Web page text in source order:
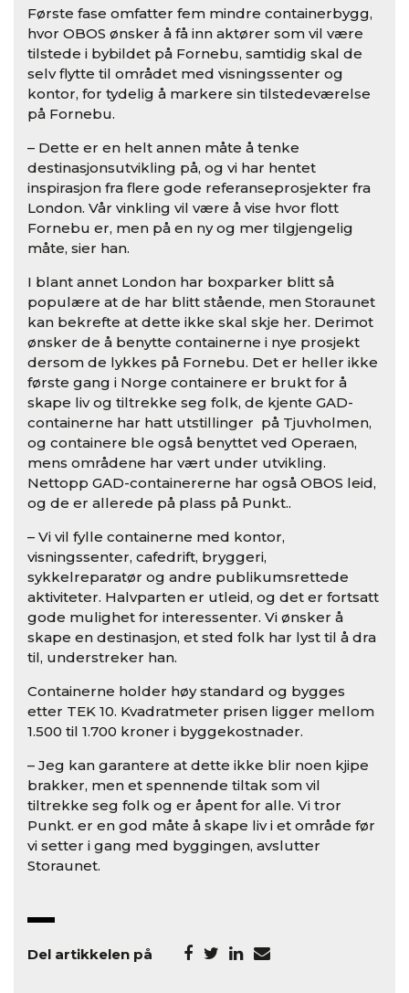
Første fase omfatter fem mindre containerbygg,
hvor OBOS ønsker å få inn aktører som vil være
tilstede i bybildet på Fornebu, samtidig skal de
selv flytte til området med visningssenter og
kontor, for tydelig å markere sin tilstedeværelse
på Fornebu.
– Dette er en helt annen måte å tenke
destinasjonsutvikling på, og vi har hentet
inspirasjon fra flere gode referanseprosjekter fra
London. Vår vinkling vil være å vise hvor flott
Fornebu er, men på en ny og mer tilgjengelig
måte, sier han.
I blant annet London har boxparker blitt så
populære at de har blitt stående, men Storaunet
kan bekrefte at dette ikke skal skje her. Derimot
ønsker de å benytte containerne i nye prosjekt
dersom de lykkes på Fornebu. Det er heller ikke
første gang i Norge containere er brukt for å
skape liv og tiltrekke seg folk, de kjente GAD-
containerne har hatt utstillinger på Tjuvholmen,
og containere ble også benyttet ved Operaen,
mens områdene har vært under utvikling.
Nettopp GAD-containererne har også OBOS leid,
og de er allerede på plass på Punkt..
– Vi vil fylle containerne med kontor,
visningssenter, cafedrift, bryggeri,
sykkelreparatør og andre publikumsrettede
aktiviteter. Halvparten er utleid, og det er fortsatt
gode mulighet for interessenter. Vi ønsker å
skape en destinasjon, et sted folk har lyst til å dra
til, understreker han.
Containerne holder høy standard og bygges
etter TEK 10. Kvadratmeter prisen ligger mellom
1.500 til 1.700 kroner i byggekostnader.
– Jeg kan garantere at dette ikke blir noen kjipe
brakker, men et spennende tiltak som vil
tiltrekke seg folk og er åpent for alle. Vi tror
Punkt. er en god måte å skape liv i et område før
vi setter i gang med byggingen, avslutter
Storaunet.
Del artikkelen på